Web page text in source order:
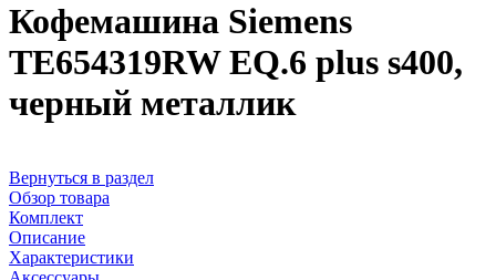
Кофемашина Siemens
TE654319RW EQ.6 plus s400,
черный металлик
Вернуться в раздел
Обзор товара
Комплект
Описание
Характеристики